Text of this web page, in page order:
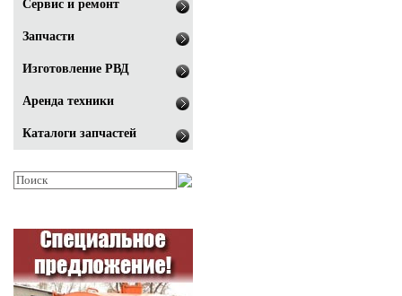
Сервис и ремонт
Запчасти
Изготовление РВД
Аренда техники
Каталоги запчастей